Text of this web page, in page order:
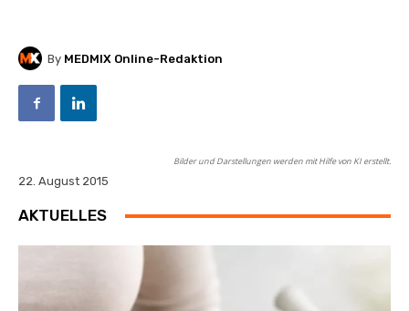
By MEDMIX Online-Redaktion
Bilder und Darstellungen werden mit Hilfe von KI erstellt.
22. August 2015
AKTUELLES